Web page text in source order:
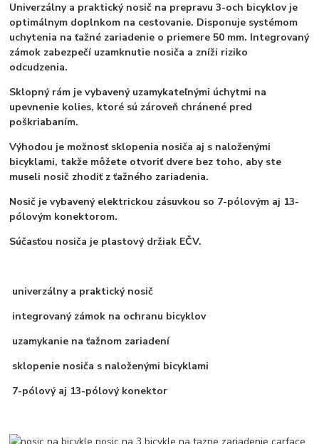
Univerzálny a praktický nosič na prepravu 3-och bicyklov je
optimálnym doplnkom na cestovanie. Disponuje systémom
uchytenia na ťažné zariadenie o priemere 50 mm. Integrovaný
zámok zabezpečí uzamknutie nosiča a zníži riziko
odcudzenia.
Sklopný rám je vybavený uzamykateľnými úchytmi na
upevnenie kolies, ktoré sú zároveň chránené pred
poškriabaním.
Výhodou je možnosť sklopenia nosiča aj s naloženými
bicyklami, takže môžete otvoriť dvere bez toho, aby ste
museli nosič zhodiť z ťažného zariadenia.
Nosič je vybavený elektrickou zásuvkou so 7-pólovým aj 13-
pólovým konektorom.
Súčasťou nosiča je plastový držiak EČV.
univerzálny a praktický nosič
integrovaný zámok na ochranu bicyklov
uzamykanie na ťažnom zariadení
sklopenie nosiča s naloženými bicyklami
7-pólový aj 13-pólový konektor